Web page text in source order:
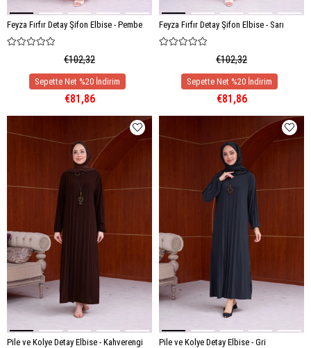
Feyza Fırfır Detay Şifon Elbise - Pembe
€102,32
€81,86
Feyza Fırfır Detay Şifon Elbise - Sarı
€102,32
€81,86
Pile ve Kolye Detay Elbise - Kahverengi Pile ve Kolye Detay Elbise - Gri